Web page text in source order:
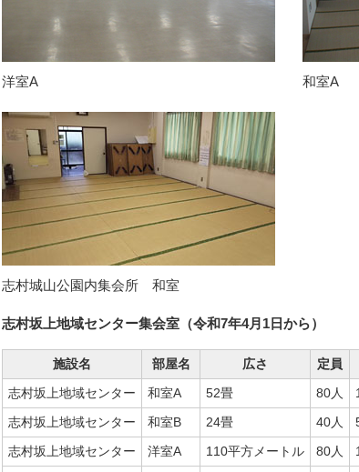
洋室A 和室A
志村城山公園内集会所 和室
志村坂上地域センター集会室（令和7年4月1日から）
施設名 部屋名 広さ 定員
志村坂上地域センター
和室A 52畳 80人
志村坂上地域センター
和室B 24畳 40人
志村坂上地域センター
洋室A 110平方メートル 80人